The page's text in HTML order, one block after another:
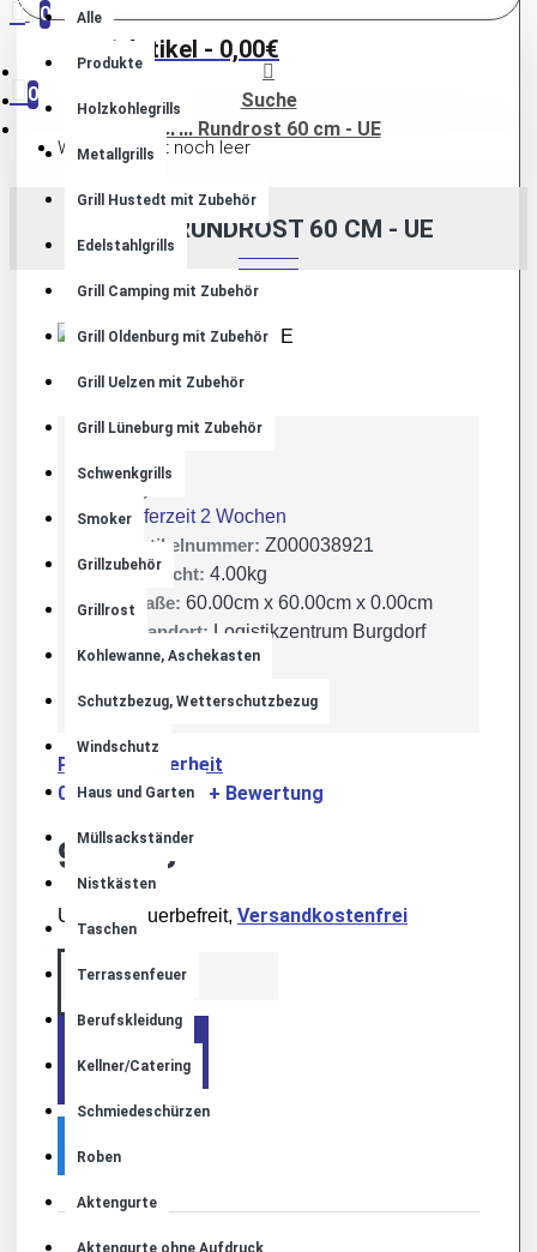
0
0 Artikel - 0,00€
0
Warenkorb ist noch leer
Alle
Produkte
Holzkohlegrills
Metallgrills
Grill Hustedt mit Zubehör
Edelstahlgrills
Grill Camping mit Zubehör
Grill Oldenburg mit Zubehör
Grill Uelzen mit Zubehör
Grill Lüneburg mit Zubehör
Schwenkgrills
Smoker
Grillzubehör
Grillrost
Kohlewanne, Aschekasten
Schutzbezug, Wetterschutzbezug
Windschutz
Haus und Garten
Müllsackständer
Nistkästen
Taschen
Terrassenfeuer
Berufskleidung
Kellner/Catering
Schmiedeschürzen
Roben
Aktengurte
Aktengurte ohne Aufdruck
Suche
Grill Rundrost 60 cm - UE
GRILL RUNDROST 60 CM - UE
Lager:
Lieferzeit 2 Wochen
Artikelnummer: Z000038921
Gewicht: 4.00kg
Maße: 60.00cm x 60.00cm x 0.00cm
Standort: Logistikzentrum Burgdorf
JVA Uelzen
Produktsicherheit
0 Bewertungen
+ Bewertung
90,00€
Umsatzsteuerbefreit, Versandkostenfrei